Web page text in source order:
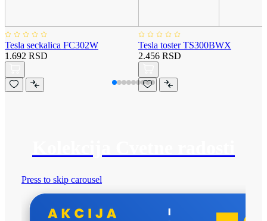
Tesla seckalica FC302W
1.692 RSD
Tesla toster TS300BWX
2.456 RSD
Press to skip carousel